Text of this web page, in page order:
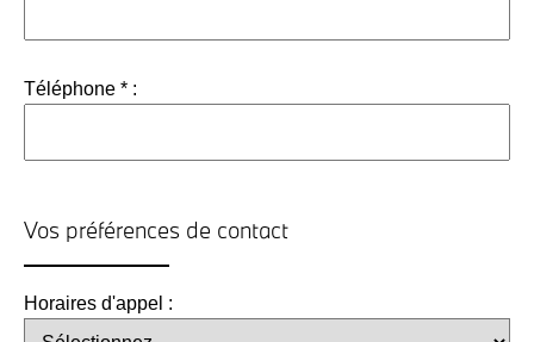
Téléphone * :
Vos préférences de contact
Horaires d'appel :